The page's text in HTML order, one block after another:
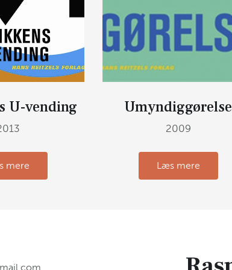
U-vending
mere
Umyndiggørelse
2009
Læs mere